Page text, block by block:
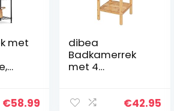
met
€58.99
dibea
Badkamerrek
met 4
staand rek,€42.95